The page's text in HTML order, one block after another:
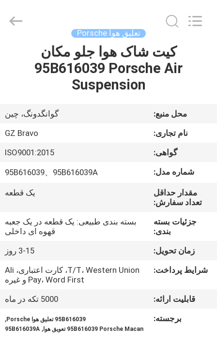
درباره
کارخانه
کنترل
تماس
تعلیق هوا Porsche
کیت شاک هوا جلو مکان
95B616039 Porsche Air
Suspension
محل منبع:
گوانگدونگ، چین
نام تجاری:
GZ Bravo
گواهی:
ISO9001:2015
شماره مدل:
95B616039、95B616039A
مقدار حداقل
تعداد سفارش:
یک قطعه
جزئیات بسته
بندی:
بسته بندی طبیعی: یک قطعه در یک جعبه
قهوه ای داخلی
زمان تحویل:
3-15 روز
شرایط پرداخت:
T/T، Western Union، کارت اعتباری، Ali
Pay، Word First و غیره
قابلیت ارائه:
5000 تکه در ماه
برجسته:
95B616039 تعلیق هوا Porsche ,
95B616039 Porsche Macan تعویق هوا ,
95B616039A